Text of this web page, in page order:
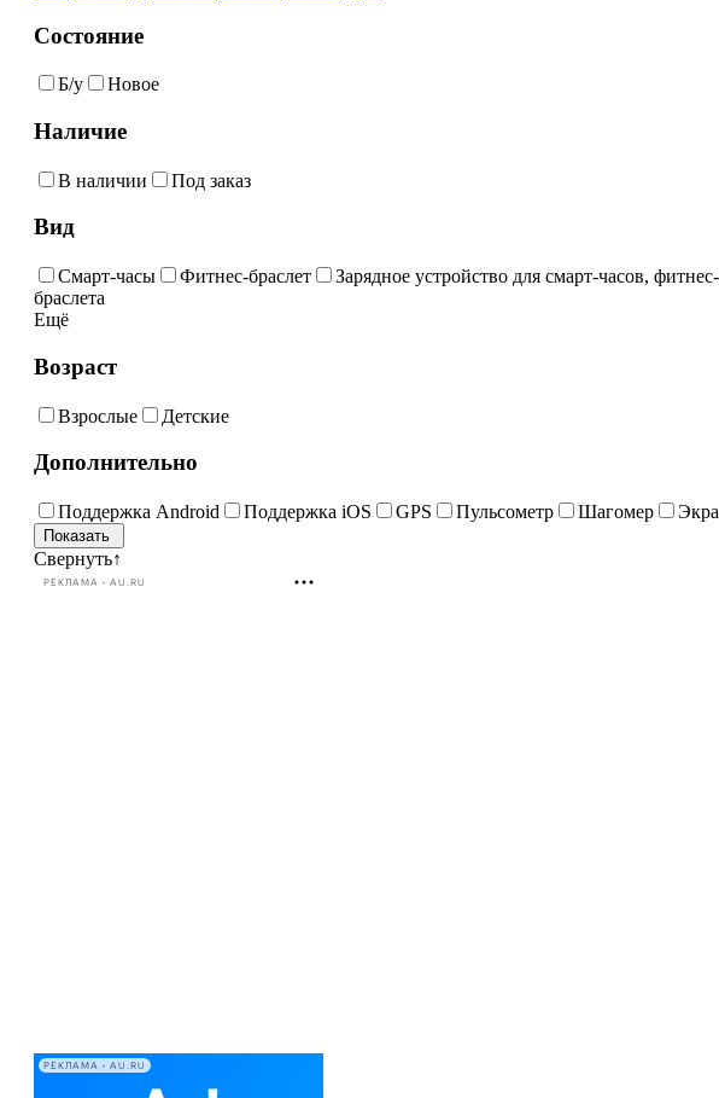
Состояние
Б/у Новое
Наличие
В наличии Под заказ
Вид
Смарт-часы Фитнес-браслет Зарядное устройство для смарт-часов,
браслета
Ещё
Возраст
Взрослые Детские
Дополнительно
Поддержка Android Поддержка iOS GPS Пульсометр Шагомер
Свернуть↑
РЕКЛАМА • AU.RU
РЕКЛАМА • AU.RU